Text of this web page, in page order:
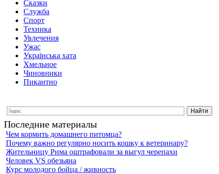
Сказки
Служба
Спорт
Техника
Увлечения
Ужас
Українська хата
Хмельное
Чиновники
Пикантно
Последние материалы
Чем кормить домашнего питомца?
Почему важно регулярно носить кошку к ветеринару?
Жительницу Рима оштрафовали за выгул черепахи
Человек VS обезьяна
Курс молодого бойца / живность